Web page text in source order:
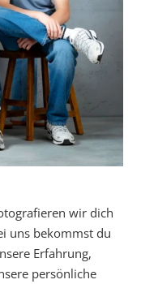
wir dich
uns bekommst du
Erfahrung,
persönliche